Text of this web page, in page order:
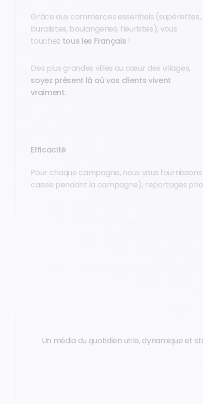
Grâce aux commerces essentiels (supérettes,
buralistes, boulangeries, fleuristes), vous
touchez tous les Français !
Des plus grandes villes au cœur des villages,
soyez présent là où vos clients vivent
vraiment.
Efficacité
Pour chaque campagne, nous vous
caisse pendant la campagne), reportages
Un média du quotidien utile, dynamique et